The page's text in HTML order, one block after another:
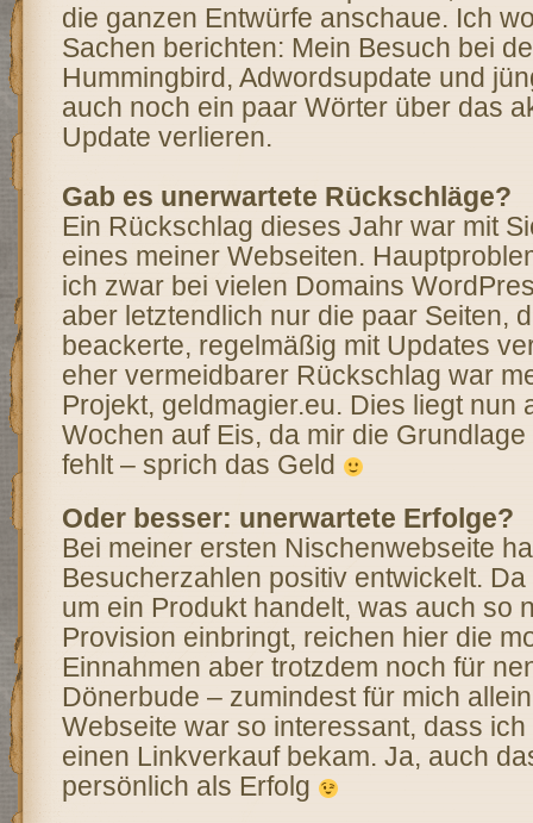
die ganzen Entwürfe anschaue. Ich
Sachen berichten: Mein Besuch bei
Hummingbird, Adwordsupdate und
auch noch ein paar Wörter über das
Update verlieren.
Gab es unerwartete Rückschläge?
Ein Rückschlag dieses Jahr war mit
eines meiner Webseiten.
ich zwar bei vielen Domains
aber letztendlich nur die paar Seiten,
beackerte, regelmäßig mit Updates
eher vermeidbarer Rückschlag war
Projekt, geldmagier.eu. Dies liegt nun
Wochen auf Eis, da mir die
fehlt – sprich das Geld
Oder besser: unerwartete Erfolge?
Bei meiner ersten Nischenwebseite
Besucherzahlen positiv entwickelt.
um ein Produkt handelt, was auch so
Provision einbringt, reichen hier die
Einnahmen aber trotzdem noch für
Dönerbude – zumindest für mich
Webseite war so interessant, dass ich
einen Linkverkauf bekam. Ja, auch
persönlich als Erfolg